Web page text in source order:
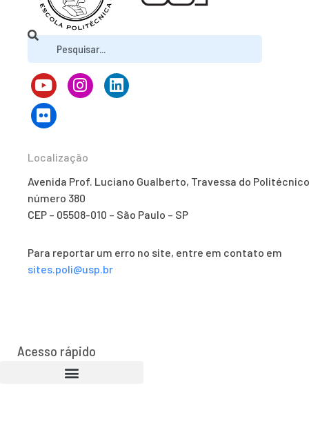
Localização
Avenida Prof. Luciano Gualberto, Travessa do
número 380
CEP – 05508-010 – São Paulo – SP
Para reportar um erro no site, entre em contato em
sites.poli@usp.br
Acesso rápido